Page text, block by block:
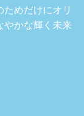
めだけにオリ
やかな輝く未来